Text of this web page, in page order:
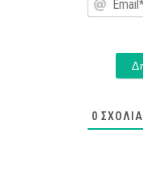
0 ΣΧΌΛΙΑ